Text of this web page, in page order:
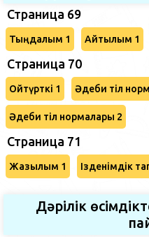
Страница 69
Тыңдалым 1 Айтылым 1
Cтраница 70
Ойтүрткі 1 Әдеби тіл
Әдеби тіл нормалары 2
Страница 71
Жазылым 1 Ізденімдік
Дәрілік